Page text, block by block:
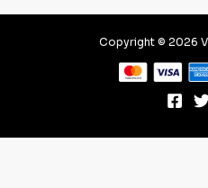
Copyright © 2026